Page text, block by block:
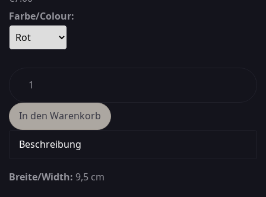
Farbe/Colour:
Beschreibung
Breite/Width: 9,5 cm